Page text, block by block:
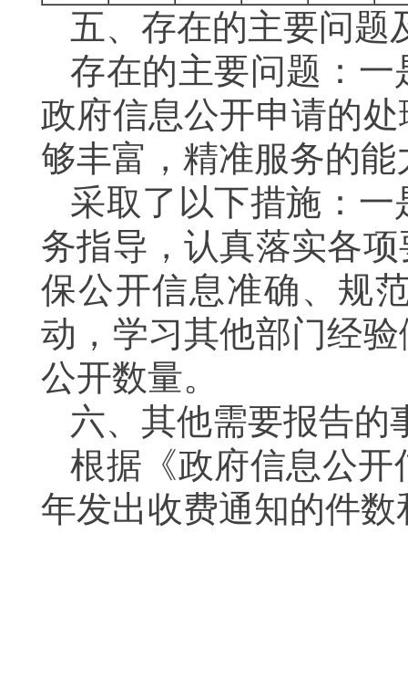
五、存在的主要问题
存在的主要问题：
政府信息公开申请的
够丰富，精准服务的
采取了以下措施：
务指导，认真落实各
保公开信息准确、规
动，学习其他部门经
公开数量。
六、其他需要报告的
根据《政府信息公开
年发出收费通知的件